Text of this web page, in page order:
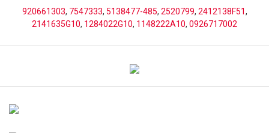
920661303, 7547333, 5138477-485, 2520799, 2412138F51,
2141635G10, 1284022G10, 1148222A10, 0926717002